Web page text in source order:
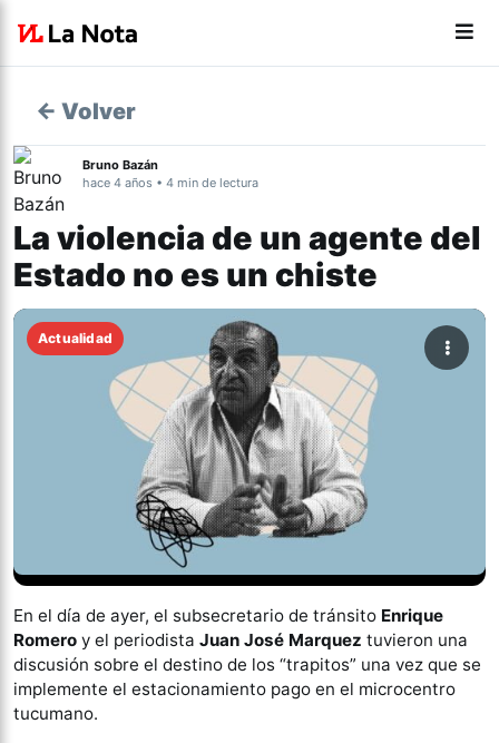
← Volver
Bruno Bazán
hace 4 años • 4 min de lectura
La violencia de un agente del
Estado no es un chiste
Actualidad
En el día de ayer, el subsecretario de tránsito Enrique
Romero y el periodista Juan José Marquez tuvieron una
discusión sobre el destino de los “trapitos” una vez que se
implemente el estacionamiento pago en el microcentro
tucumano.